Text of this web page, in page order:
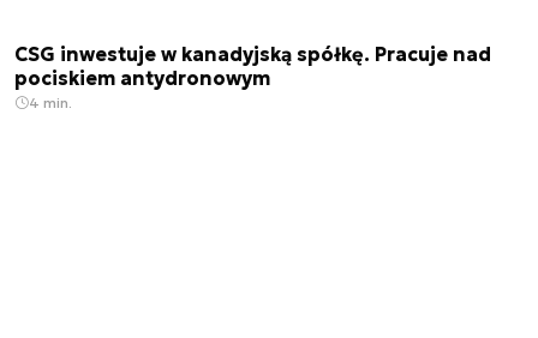
CSG inwestuje w kanadyjską spółkę. Pracuje nad
pociskiem antydronowym
4 min.